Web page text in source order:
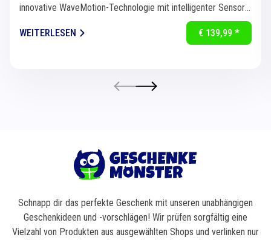
innovative WaveMotion-Technologie mit intelligenter Sensorik
WEITERLESEN
€ 139,99 *
Schnapp dir das perfekte Geschenk mit unseren unabhängigen
Geschenkideen und -vorschlägen! Wir prüfen sorgfältig eine
Vielzahl von Produkten aus ausgewählten Shops und verlinken nur